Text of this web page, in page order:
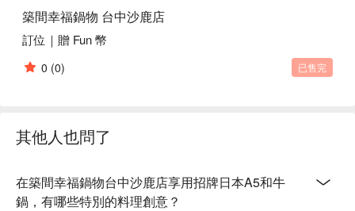
築間幸福鍋物 台中沙鹿店
訂位｜贈 Fun 幣
0 (0) 已售完
其他人也問了
在築間幸福鍋物台中沙鹿店享用招牌日本A5和牛
鍋，有哪些特別的料理創意？